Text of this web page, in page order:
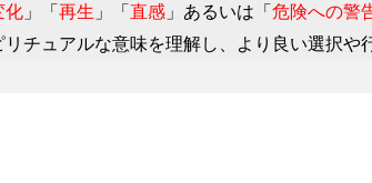
化 」「 再生 」「 直感 」あるいは「 危険への警
チュアルな意味を理解し、より良い選択や